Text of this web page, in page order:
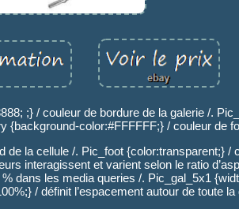
;} / couleur de bordure de la galerie /.
{background-color:#FFFFFF;} / couleur de
la cellule /. Pic_foot {color:transparent;} /
interagissent et varient selon le ratio
dans les media queries /. Pic_gal_5x1
/ définit l’espacement autour de toute la